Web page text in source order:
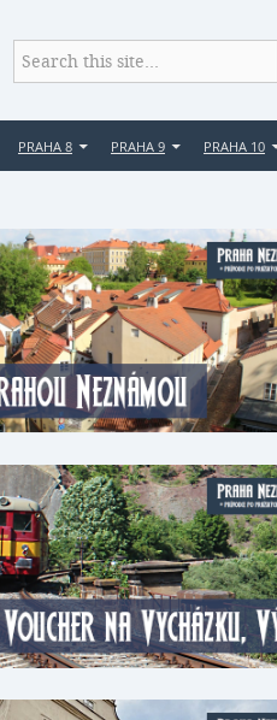
PRAHA 8 PRAHA 9 PRAHA 10